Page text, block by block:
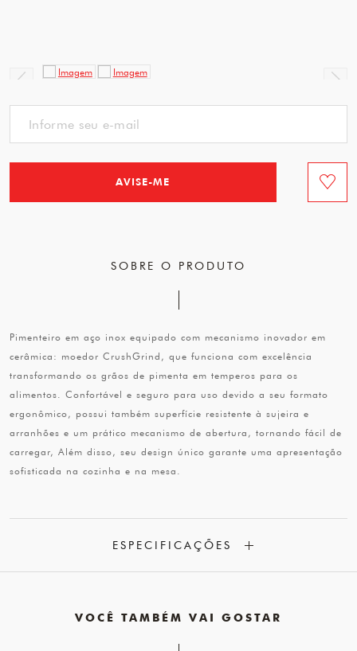
AVISE-ME
SOBRE O PRODUTO
Pimenteiro em aço inox equipado com mecanismo inovador em
cerâmica: moedor CrushGrind, que funciona com excelência
transformando os grãos de pimenta em temperos para os
alimentos. Confortável e seguro para uso devido a seu formato
ergonômico, possui também superfície resistente à sujeira e
arranhões e um prático mecanismo de abertura, tornando fácil de
carregar, Além disso, seu design único garante uma apresentação
sofisticada na cozinha e na mesa.
ESPECIFICAÇÕES
VOCÊ TAMBÉM VAI GOSTAR